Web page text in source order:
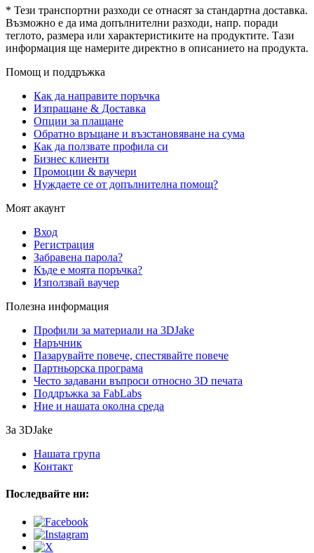
* Тези транспортни разходи се отнасят за стандартна доставка.
Възможно е да има допълнителни разходи, напр. поради
теглото, размера или характеристиките на продуктите. Тази
информация ще намерите директно в описанието на продукта.
Помощ и поддръжка
Как да направите поръчка
Изпращане & Доставка
Опции за плащане
Обратно връщане и възстановяване на сума
Как да ползвате профила си
Бизнес клиенти
Промоции & ваучери
Нуждаете се от допълнителна помощ?
Моят акаунт
Вход
Регистрация
Забравена парола?
Къде е моята поръчка?
Използвай ваучер
Полезна информация
Профили за материали на 3DJake
Наръчник
Пазарувайте повече, спестявайте повече
Партньорска програма
Често задавани въпроси относно 3D печата
Поддръжка за FabLabs
Ние и нашата околна среда
За 3DJake
Нашата група
Контакт
Последвайте ни: